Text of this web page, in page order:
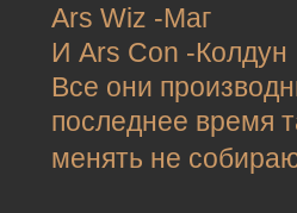
Ars Wiz -Маг
И Ars Con -Колдун
Все они
последнее время
менять не